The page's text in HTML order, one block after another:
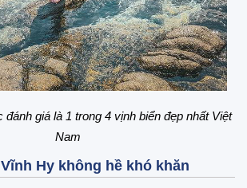
giá là 1 trong 4 vịnh biển đẹp nhất Việt
Nam
Hy không hề khó khăn